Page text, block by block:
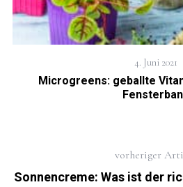
4. Juni 2021
Microgreens: geballte
vorheriger
Sonnencreme: Was ist der